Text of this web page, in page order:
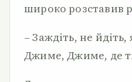
широко розставив
– Заждіть, не
Джиме, Джиме, де